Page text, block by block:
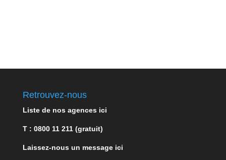
Retrouvez-nous
Liste de nos agences ici
T : 0800 11 211 (gratuit)
Laissez-nous un message ici